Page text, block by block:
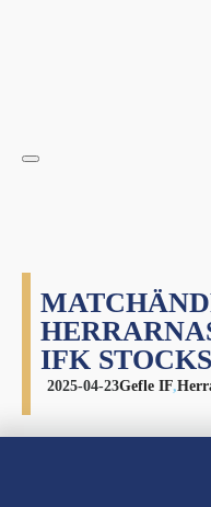
IFK
2025-04-23Gefle IF,